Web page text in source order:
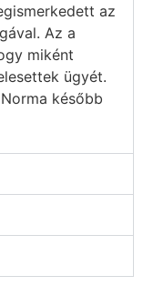
az
Az a
miként
ügyét.
később